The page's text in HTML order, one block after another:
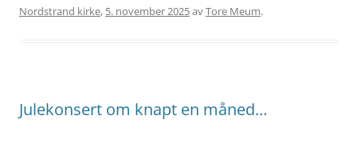
Nordstrand kirke, 5. november 2025avTore Meum.
Julekonsert om knapt en måned…